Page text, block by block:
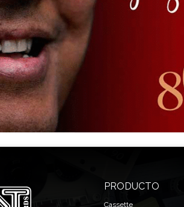
PRODUCTO
Cassette